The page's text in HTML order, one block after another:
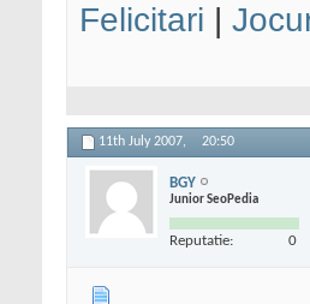
Felicitari
11th July 2007, 20:50
BGY
Junior SeoPedia
Reputatie: 0